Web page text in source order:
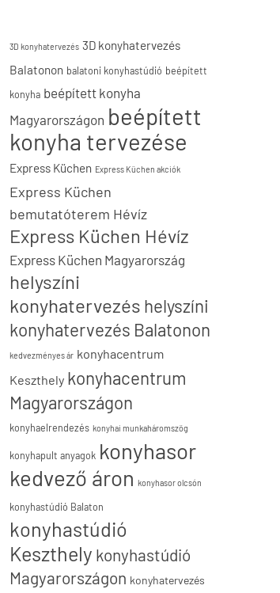
3D konyhatervezés 3D konyhatervezés
Balatonon balatoni konyhastúdió beépített
konyha beépített konyha
Magyarországon beépített
konyha tervezése
Express Küchen Express Küchen akciók
Express Küchen
bemutatóterem Hévíz
Express Küchen Hévíz
Express Küchen Magyarország
helyszíni
konyhatervezés helyszíni
konyhatervezés Balatonon
kedvezményes ár konyhacentrum
Keszthely konyhacentrum
Magyarországon
konyhaelrendezés konyhai munkaháromszög
konyhapult anyagok konyhasor
kedvező áron konyhasor olcsón
konyhastúdió Balaton
konyhastúdió
Keszthely konyhastúdió
Magyarországon konyhatervezés